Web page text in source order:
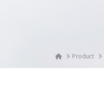
Product